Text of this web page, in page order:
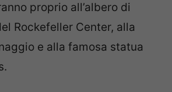
proprio all’albero di
Rockefeller Center, alla
e alla famosa statua